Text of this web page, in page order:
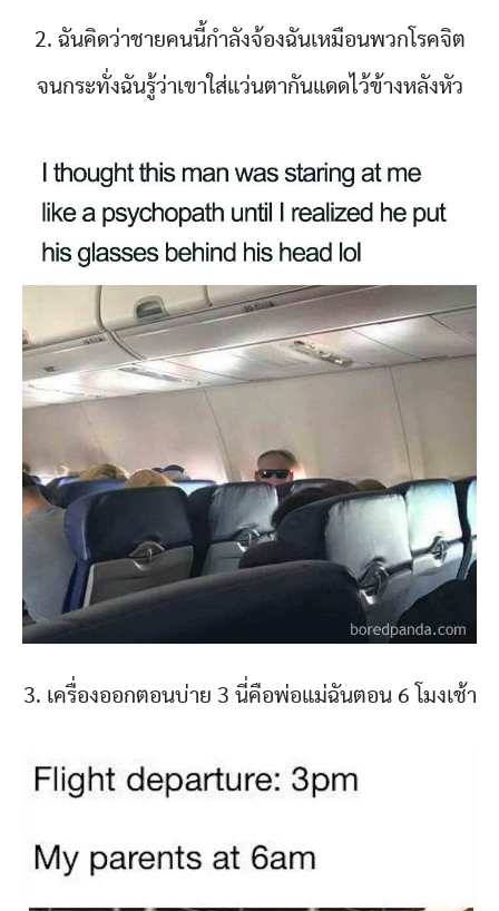
2. ฉันคิดว่าชายคนนี้กำลังจ้องฉันเหมือนพวกโรคจิต
จนกระทั่งฉันรู้ว่าเขาใส่แว่นตากันแดดไว้ข้างหลังหัว
3. เครื่องออกตอนบ่าย 3 นี่คือพ่อแม่ฉันตอน 6 โมงเช้า